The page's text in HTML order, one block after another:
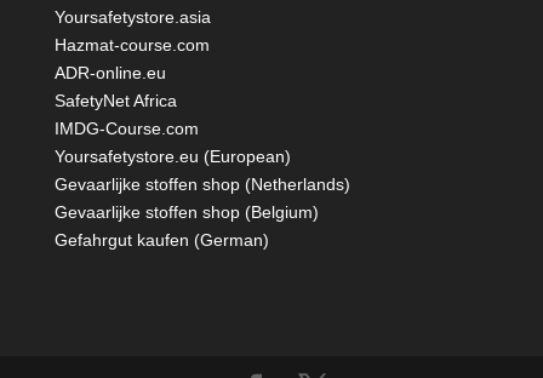
Yoursafetystore.asia
Hazmat-course.com
ADR-online.eu
SafetyNet Africa
IMDG-Course.com
Yoursafetystore.eu (European)
Gevaarlijke stoffen shop (Netherlands)
Gevaarlijke stoffen shop (Belgium)
Gefahrgut kaufen (German)